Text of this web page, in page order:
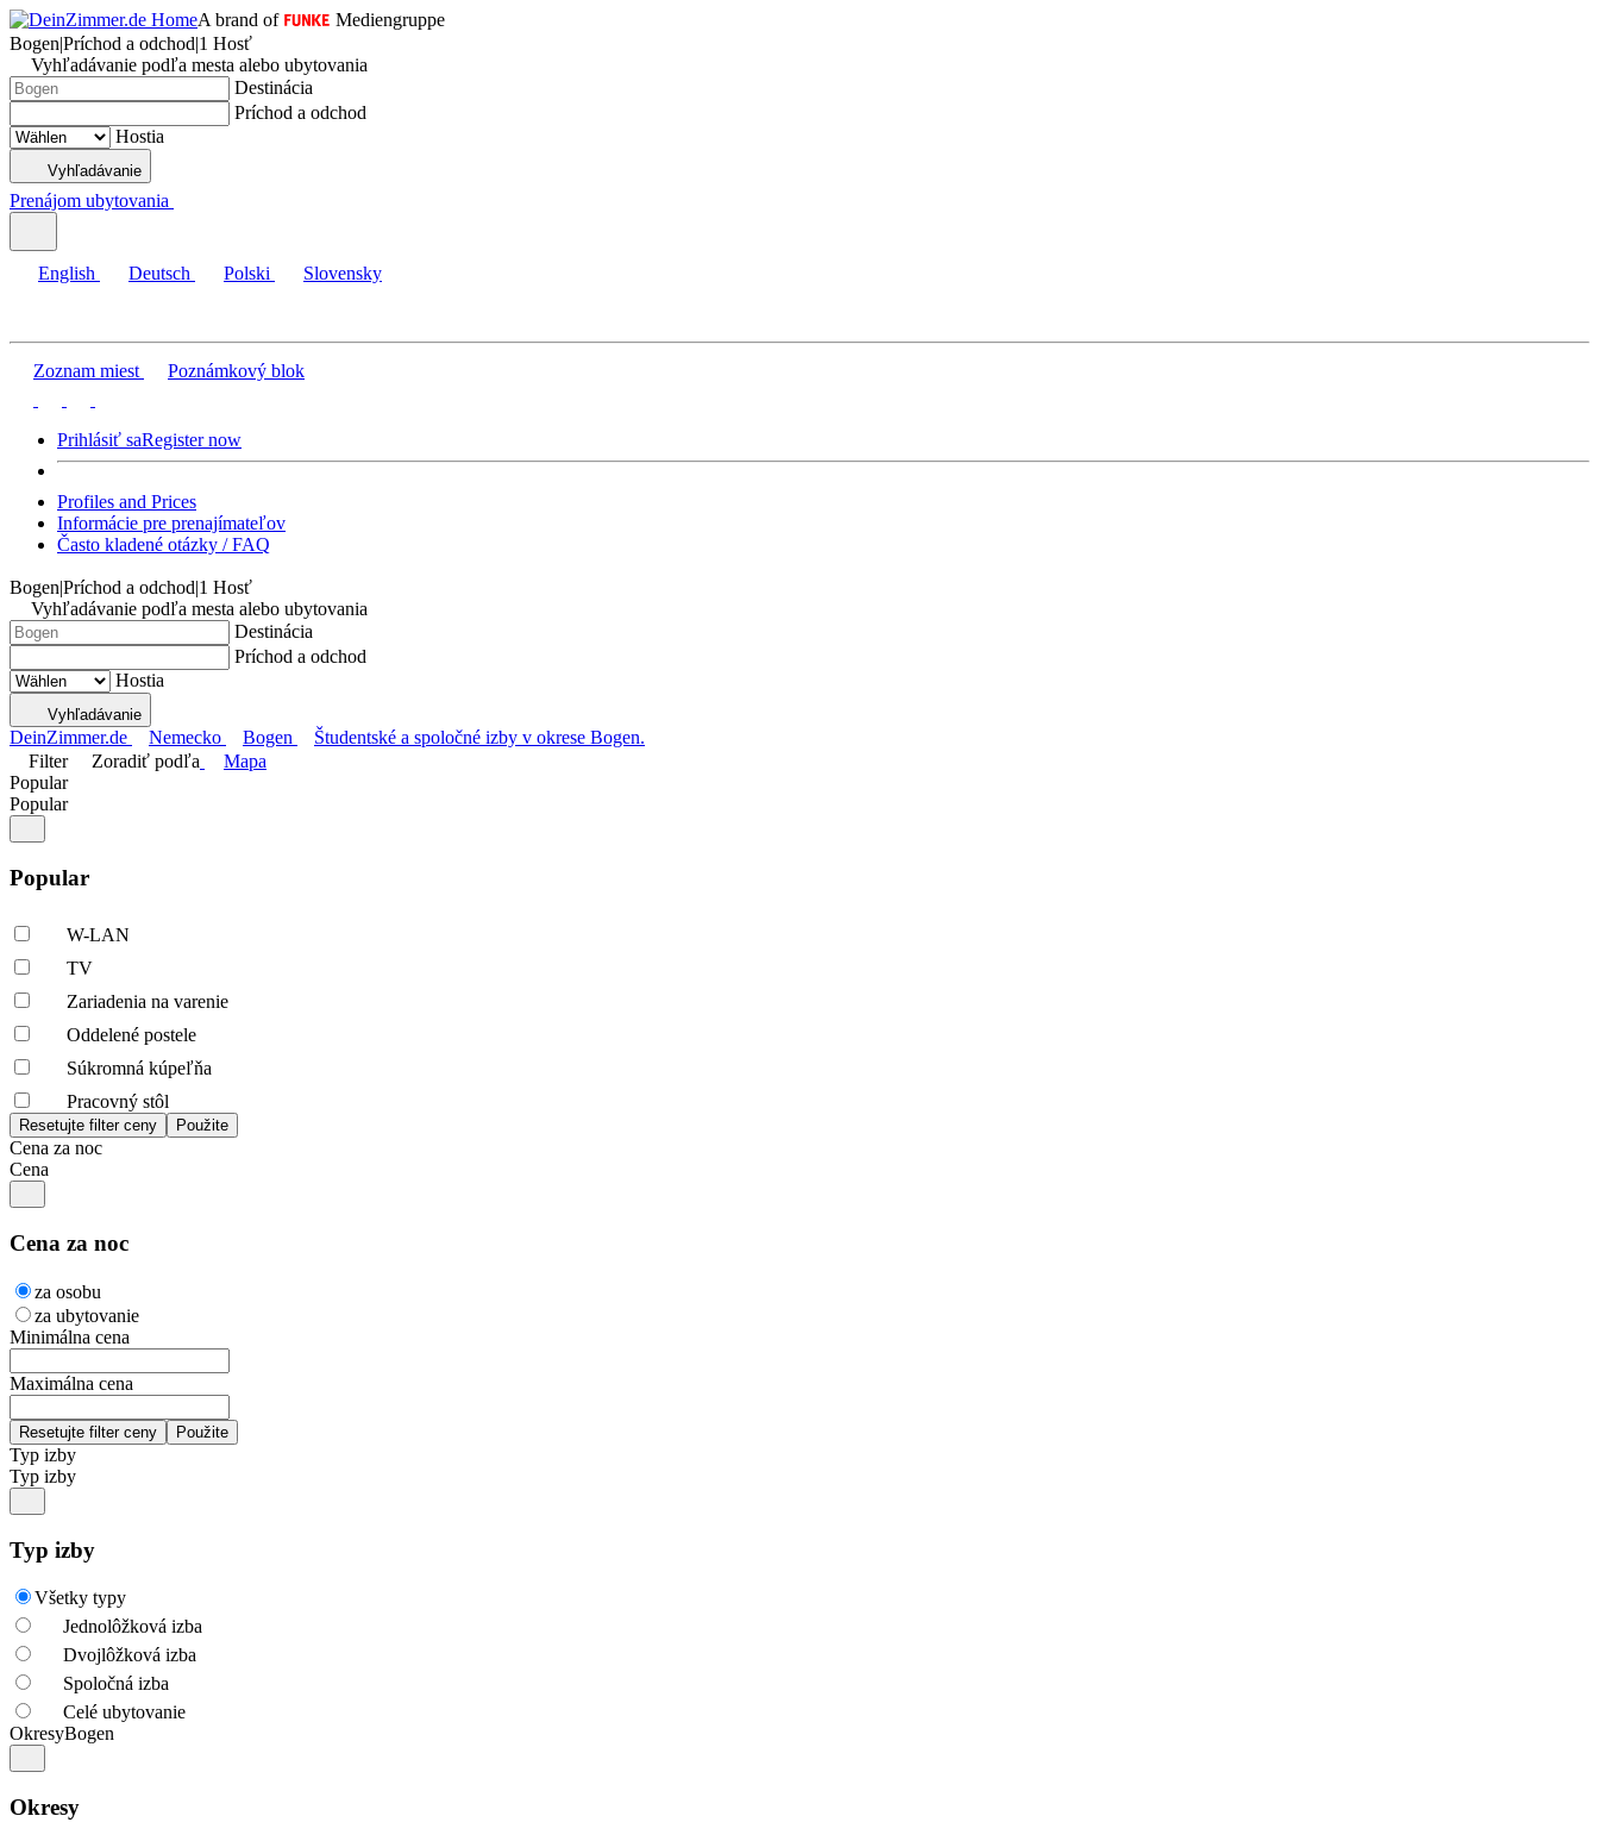
A brand of
Mediengruppe
Bogen|Príchod a odchod|1 Hosť
Vyhľadávanie podľa mesta alebo ubytovania
Destinácia
Príchod a odchod
Hostia
Vyhľadávanie
Prenájom ubytovania
English Deutsch Polski Slovensky
Zoznam miest Poznámkový blok
Prihlásiť saRegister now
Profiles and Prices
Informácie pre prenajímateľov
Často kladené otázky / FAQ
Bogen|Príchod a odchod|1 Hosť
Vyhľadávanie podľa mesta alebo ubytovania
Destinácia
Príchod a odchod
Hostia
Vyhľadávanie
DeinZimmer.de Nemecko Bogen
Študentské a spoločné izby v okrese Bogen.
Filter
Zoradiť podľa
Mapa
Popular
Popular
Popular
W-LAN
TV
Zariadenia na varenie
Oddelené postele
Súkromná kúpeľňa
Pracovný stôl
Cena za noc
Cena
Cena za noc
za osobu
za ubytovanie
Minimálna cena
Maximálna cena
Typ izby
Typ izby
Typ izby
Všetky typy
Jednolôžková izba
Dvojlôžková izba
Spoločná izba
Celé ubytovanie
OkresyBogen
Okresy